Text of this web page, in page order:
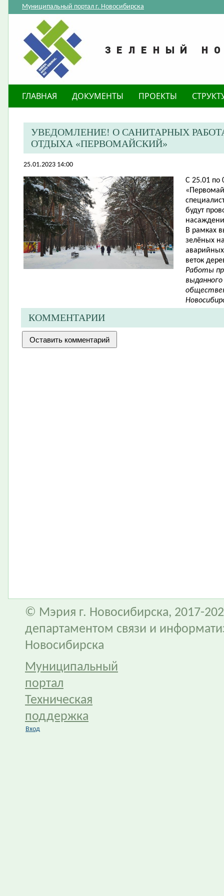
Муниципальный портал г. Новосибирска
ГЛАВНАЯ ДОКУМЕНТЫ ПРОЕКТЫ
​УВЕДОМЛЕНИЕ! О САНИТАРНЫХ
ОТДЫХА «ПЕРВОМАЙСКИЙ»
25.01.2023 14:00
С 25.01 по
будут
В рамках
зелёных
веток
Работы
КОММЕНТАРИИ
© Мэрия г. Новосибирска, 2017-
департаментом связи и
Новосибирска
Муниципальный
портал
Техническая
поддержка
Вход